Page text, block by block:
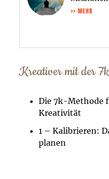
>> MEHR
Kreativer mit der
Die 7k-Methode
Kreativität
1 – Kalibrieren:
planen